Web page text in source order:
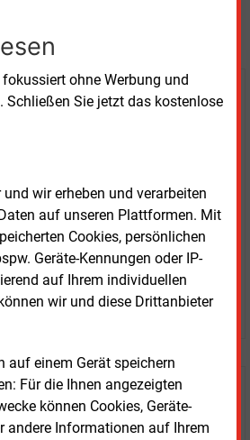
ohne Werbung und
Schließen Sie jetzt das kostenlose
wir erheben und verarbeiten
auf unseren Plattformen. Mit
Cookies, persönlichen
Geräte-Kennungen oder IP-
auf Ihrem individuellen
wir und diese Drittanbieter
auf einem Gerät speichern
Für die Ihnen angezeigten
können Cookies, Geräte-
andere Informationen auf Ihrem
lesen?
Artikel
kostenlos und